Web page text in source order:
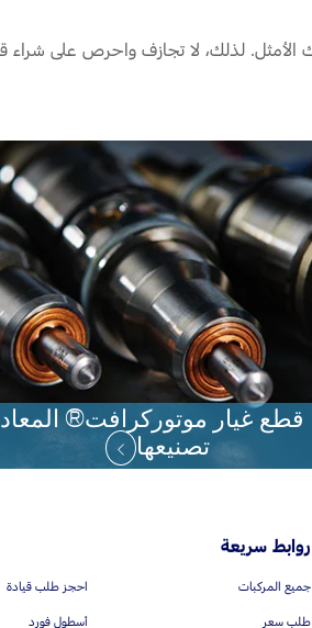
قطع غيار موتوركرافت® المعاد
تصنيعها
روابط سريعة
جميع المركبات احجز طلب قيادة
طلب سعر أسطول فورد